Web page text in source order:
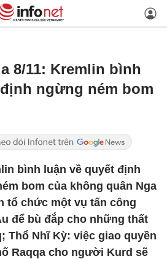
8/11: Kremlin bình
ngừng ném bom
bình luận về quyết định
bom của không quân Nga
tổ chức một vụ tấn công
để bù đắp cho những thất
Thổ Nhĩ Kỳ: việc giao quyền
Raqqa cho người Kurd sẽ